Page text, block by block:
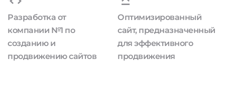
Разработка от
компании №1 по
созданию и
продвижению сайтов
Оптимизированный
сайт, предназначенный
для эффективного
продвижения